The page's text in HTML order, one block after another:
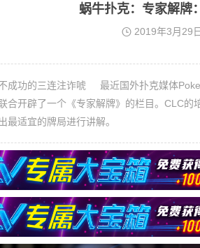
蜗牛扑克：专家解牌
2019年3月29日
克媒体PokerNews.com和扑克培训网站Chip Leader Coaching（以下
合开辟了一个《专家解牌》的栏目。CLC的
最适宜的牌局进行讲解。